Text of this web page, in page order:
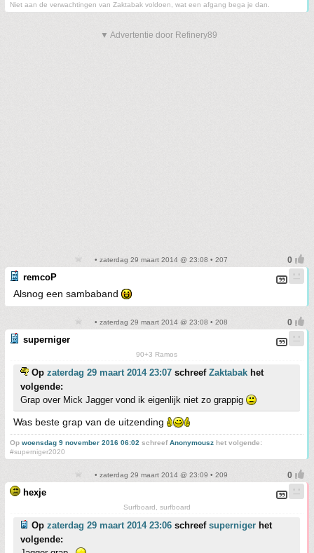
Niet aan de verwachtingen van Zaktabak voldoen, wat een afgang bega je dan.
▼ Advertentie door Refinery89
• zaterdag 29 maart 2014 @ 23:08 • 207
remcoP
Alsnog een sambaband
• zaterdag 29 maart 2014 @ 23:08 • 208
superniger
90+3 Ramos
Op zaterdag 29 maart 2014 23:07 schreef Zaktabak het
volgende:
Grap over Mick Jagger vond ik eigenlijk niet zo grappig
Was beste grap van de uitzending
Op woensdag 9 november 2016 06:02 schreefAnonymousz het volgende:
#superniger2020
• zaterdag 29 maart 2014 @ 23:09 • 209
hexje
Surfboard, surfboard
Op zaterdag 29 maart 2014 23:06 schreef superniger het
volgende: